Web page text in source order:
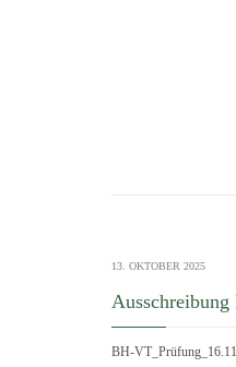
13. OKTOBER 2025
BH-